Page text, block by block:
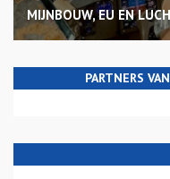
MIJNBOUW, EU EN
PARTNERS